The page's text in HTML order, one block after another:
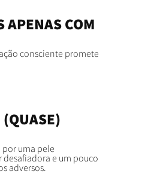
APENAS COM
consciente promete
(QUASE)
uma pele
desafiadora e um pouco
adversos.